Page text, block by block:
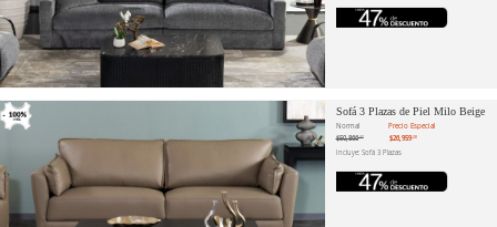
Sofá 3 Plazas de Piel Milo Beige
Normal
$50,866.42
Precio Especial
$26,959.20
Incluye: Sofá 3 Plazas